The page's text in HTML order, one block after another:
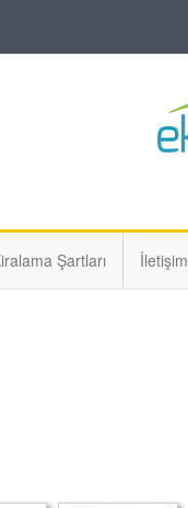
Şartları İletişim